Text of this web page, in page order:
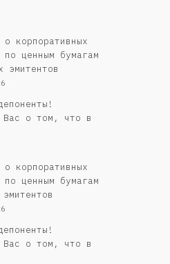
о корпоративных
по ценным бумагам
эмитентов
Вас о том, что в
о корпоративных
по ценным бумагам
Вас о том, что в